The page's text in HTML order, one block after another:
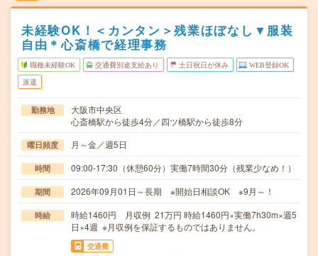
未経験OK！＜カンタン＞残業ほぼなし▼服装
自由＊心斎橋で経理事務
職種未経験OK 交通費別途支給あり 土日祝日が休み WEB登録OK
派遣
勤務地
大阪市中央区
心斎橋駅から徒歩4分／四ツ橋駅から徒歩8分
曜日頻度 月～金／週5日
時間 09:00-17:30（休憩60分）実働7時間30分（残業少なめ！）
期間 2026年09月01日～長期 ※開始日相談OK ※9月～！
時給
時給1460円 月収例 21万円 時給1460円×実働7h30m×週5
日×4週 ※月収例を保証するものではありません。
交通費